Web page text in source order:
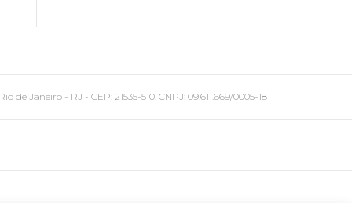
Janeiro - RJ - CEP: 21535-510. CNPJ: 09.611.669/0005-18